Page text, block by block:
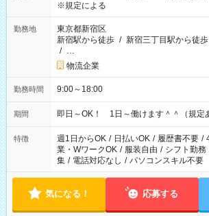
※規定による
勤務地
東京都新宿区
新宿駅から徒歩 / 新宿三丁目駅から徒歩
/ …
物流企業
勤務時間 9:00～18:00
期間 即日～OK！ 1日～働けます＾＾（規定
特徴 週1日からOK / 日払いOK / 履歴書不要 /
業・WワークOK / 服装自由 / シフト勤務
集 / 電話対応なし / パソコンスキル不要
気になる！ 応募する